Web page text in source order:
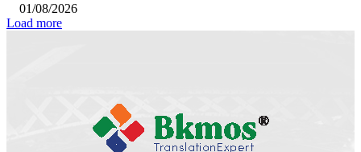
01/08/2026
Load more